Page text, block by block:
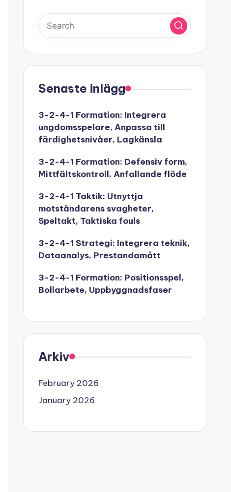
Senaste inlägg
3-2-4-1 Formation: Integrera
ungdomsspelare, Anpassa till
färdighetsnivåer, Lagkänsla
3-2-4-1 Formation: Defensiv form,
Mittfältskontroll, Anfallande flöde
3-2-4-1 Taktik: Utnyttja
motståndarens svagheter,
Speltakt, Taktiska fouls
3-2-4-1 Strategi: Integrera teknik,
Dataanalys, Prestandamått
3-2-4-1 Formation: Positionsspel,
Bollarbete, Uppbyggnadsfaser
Arkiv
February 2026
January 2026